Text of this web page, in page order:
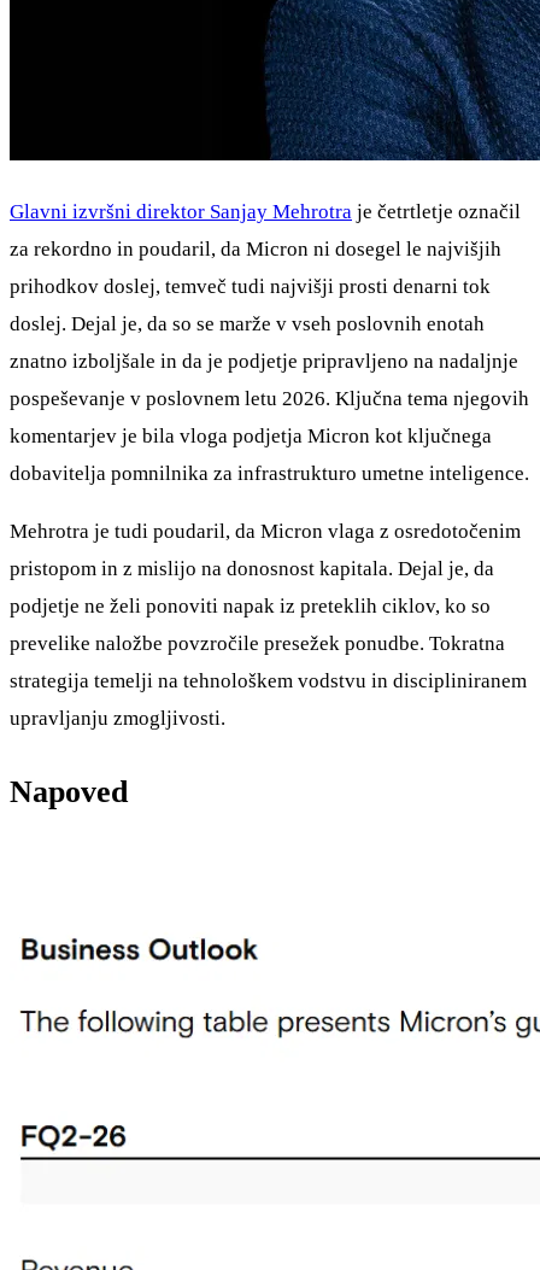
Glavni izvršni direktor Sanjay Mehrotra je četrtletje označil
za rekordno in poudaril, da Micron ni dosegel le najvišjih
prihodkov doslej, temveč tudi najvišji prosti denarni tok
doslej. Dejal je, da so se marže v vseh poslovnih enotah
znatno izboljšale in da je podjetje pripravljeno na nadaljnje
pospeševanje v poslovnem letu 2026. Ključna tema njegovih
komentarjev je bila vloga podjetja Micron kot ključnega
dobavitelja pomnilnika za infrastrukturo umetne inteligence.
Mehrotra je tudi poudaril, da Micron vlaga z osredotočenim
pristopom in z mislijo na donosnost kapitala. Dejal je, da
podjetje ne želi ponoviti napak iz preteklih ciklov, ko so
prevelike naložbe povzročile presežek ponudbe. Tokratna
strategija temelji na tehnološkem vodstvu in discipliniranem
upravljanju zmogljivosti.
Napoved